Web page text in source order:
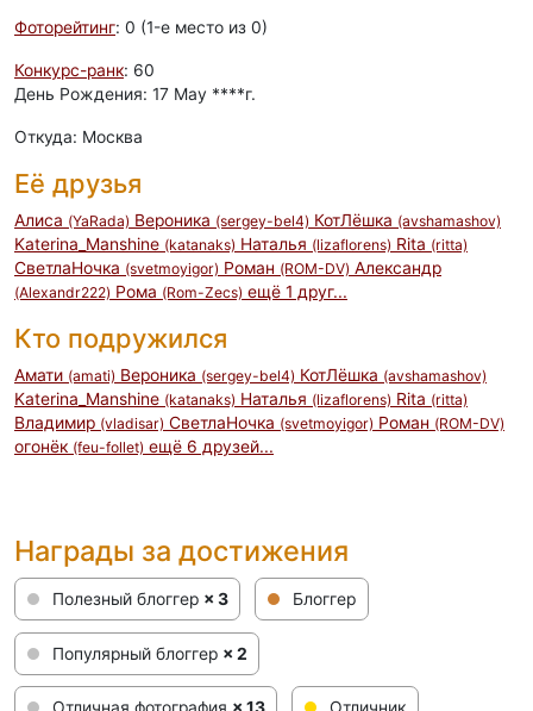
Фоторейтинг: 0 (1-e место из 0)
Конкурс-ранк: 60
День Рождения: 17 May ****г.
Откуда: Москва
Её друзья
Алиса (YaRada) Вероника (sergey-bel4) КотЛёшка (avshamashov)
Katerina_Manshine (katanaks) Наталья (lizaflorens) Rita (ritta)
СветлаНочка (svetmoyigor) Роман (ROM-DV) Александр
(Alexandr222) Рома (Rom-Zecs) ещё 1 друг...
Кто подружился
Амати (amati) Вероника (sergey-bel4) КотЛёшка (avshamashov)
Katerina_Manshine (katanaks) Наталья (lizaflorens) Rita (ritta)
Владимир (vladisar) СветлаНочка (svetmoyigor) Роман (ROM-DV)
огонёк (feu-follet) ещё 6 друзей...
Награды за достижения
Полезный блоггер × 3 Блоггер
Популярный блоггер × 2